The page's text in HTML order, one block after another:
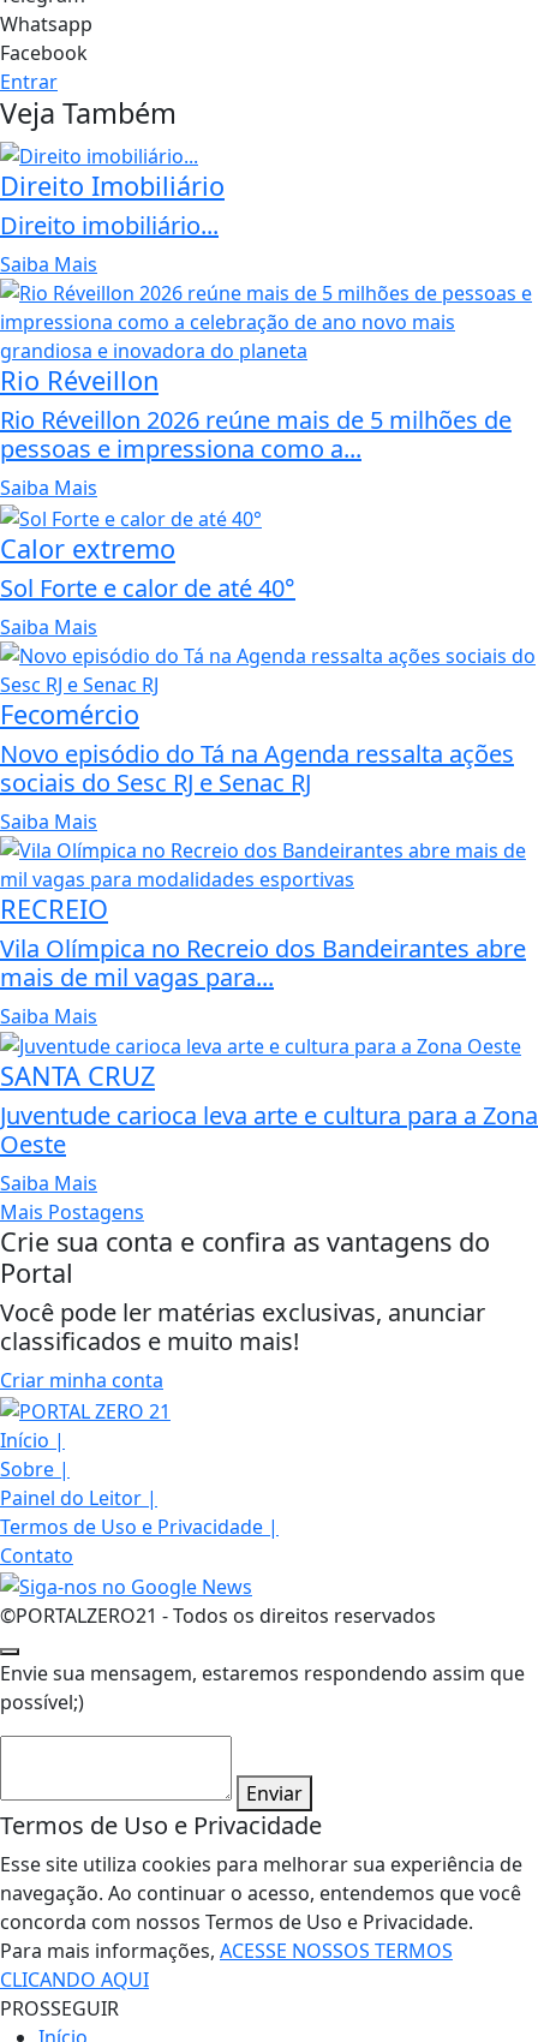
Whatsapp
Facebook
Entrar
Veja Também
Direito Imobiliário
Direito imobiliário...
Saiba Mais
Rio Réveillon
Rio Réveillon 2026 reúne mais de 5 milhões de
pessoas e impressiona como a...
Saiba Mais
Calor extremo
Sol Forte e calor de até 40°
Saiba Mais
Fecomércio
Novo episódio do Tá na Agenda ressalta ações
sociais do Sesc RJ e Senac RJ
Saiba Mais
RECREIO
Vila Olímpica no Recreio dos Bandeirantes abre
mais de mil vagas para...
Saiba Mais
SANTA CRUZ
Juventude carioca leva arte e cultura para a Zona
Oeste
Saiba Mais
Mais Postagens
Crie sua conta e confira as vantagens do
Portal
Você pode ler matérias exclusivas, anunciar
classificados e muito mais!
Criar minha conta
Início |
Sobre |
Painel do Leitor |
Termos de Uso e Privacidade |
Contato
©PORTALZERO21 - Todos os direitos reservados
Envie sua mensagem, estaremos respondendo assim que
possível;)
Enviar
Termos de Uso e Privacidade
Esse site utiliza cookies para melhorar sua experiência de
navegação. Ao continuar o acesso, entendemos que você
concorda com nossos Termos de Uso e Privacidade.
Para mais informações, ACESSE NOSSOS TERMOS
CLICANDO AQUI
PROSSEGUIR